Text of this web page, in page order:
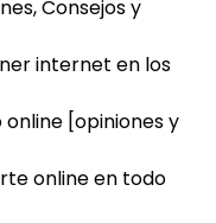
Consejos y
internet en los
[opiniones y
online en todo